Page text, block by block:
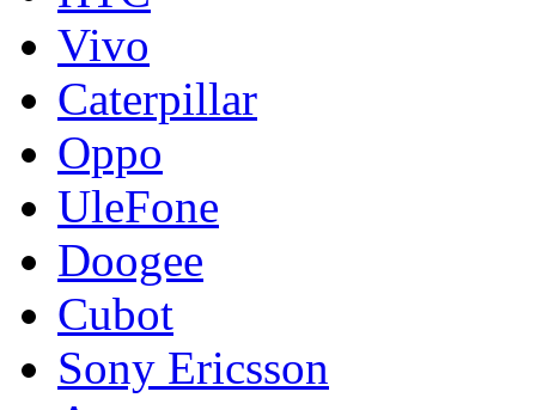
Vivo
Caterpillar
Oppo
UleFone
Doogee
Cubot
Sony Ericsson